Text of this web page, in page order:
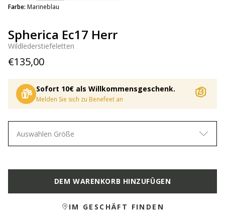
Spherica Ec17 Herr
Wildlederstiefeletten
€135,00
Sofort 10€ als Willkommensgeschenk.
Melden Sie sich zu Benefeet an
Farbe: Marineblauselected
Auswählen Größe
DEM WARENKORB HINZUFÜGEN
IM GESCHÄFT FINDEN